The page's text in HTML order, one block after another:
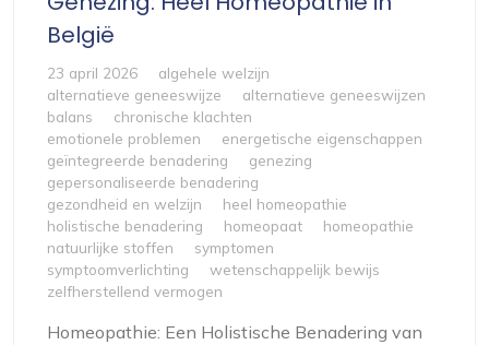
België
23 april 2026
algehele welzijn
alternatieve geneeswijze
alternatieve geneeswijzen
balans
chronische klachten
emotionele problemen
energetische eigenschappen
geïntegreerde benadering
genezing
gepersonaliseerde benadering
gezondheid en welzijn
heel homeopathie
holistische benadering
homeopaat
homeopathie
natuurlijke stoffen
symptomen
symptoomverlichting
wetenschappelijk bewijs
zelfherstellend vermogen
Homeopathie: Een Holistische Benadering van